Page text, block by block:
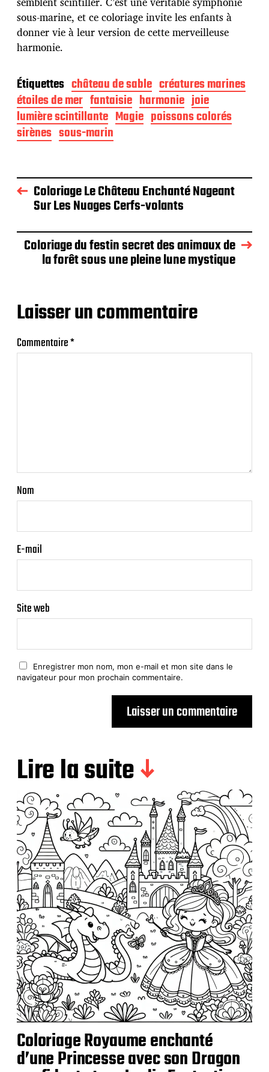
sous-marine, et ce coloriage invite les enfants à
donner vie à leur version de cette merveilleuse
harmonie.
Étiquettes château de sable créatures marines
étoiles de mer fantaisie harmonie joie
lumière scintillante Magie poissons colorés
sirènes sous-marin
Coloriage Le Château Enchanté Nageant
Sur Les Nuages Cerfs-volants
Coloriage du festin secret des animaux de
la forêt sous une pleine lune mystique
Laisser un commentaire
Commentaire*
Nom
E-mail
Site web
Enregistrer mon nom, mon e-mail et mon site dans le
navigateur pour mon prochain commentaire.
Lire la suite
Coloriage Royaume enchanté
d’une Princesse avec son Dragon